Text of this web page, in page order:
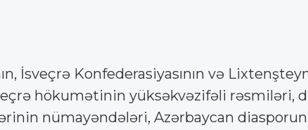
İsveçrə Konfederasiyasının və
hökumətinin yüksəkvəzifəli rəsmiləri,
nümayəndələri, Azərbaycan